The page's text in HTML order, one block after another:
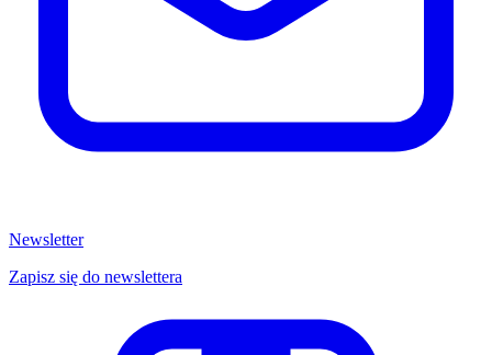
Newsletter
Zapisz się do newslettera